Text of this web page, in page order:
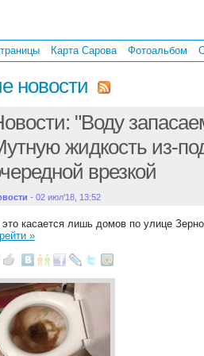
Карта Сарова Фотоальбом
новости
"Воду
жидкость из-
врезкой
- 02 июл’18, 13:52
это касается лишь домов по улице
»